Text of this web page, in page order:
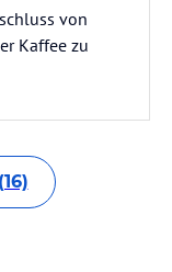
von
Kaffee zu